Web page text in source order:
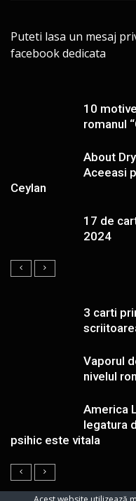
Puteti lasa un mesaj
facebook dedicata
10
romanul
About
Aceeasi
Ceylan
17 de
2024
3 carti
Vaporul
nivelul
America
legatura
psihic este vitala